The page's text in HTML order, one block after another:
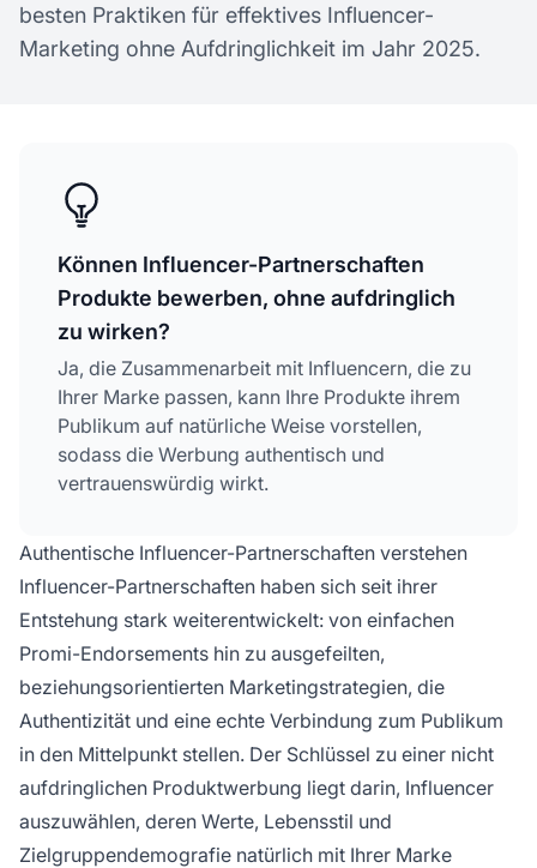
besten Praktiken für effektives Influencer-
Marketing ohne Aufdringlichkeit im Jahr 2025.
Können Influencer-Partnerschaften
Produkte bewerben, ohne aufdringlich
zu wirken?
Ja, die Zusammenarbeit mit Influencern, die zu
Ihrer Marke passen, kann Ihre Produkte ihrem
Publikum auf natürliche Weise vorstellen,
sodass die Werbung authentisch und
vertrauenswürdig wirkt.
Authentische Influencer-Partnerschaften verstehen
Influencer-Partnerschaften haben sich seit ihrer
Entstehung stark weiterentwickelt: von einfachen
Promi-Endorsements hin zu ausgefeilten,
beziehungsorientierten Marketingstrategien, die
Authentizität und eine echte Verbindung zum Publikum
in den Mittelpunkt stellen. Der Schlüssel zu einer nicht
aufdringlichen Produktwerbung liegt darin, Influencer
auszuwählen, deren Werte, Lebensstil und
Zielgruppendemografie natürlich mit Ihrer Marke